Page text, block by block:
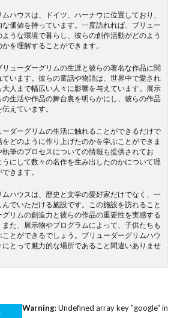
ハウスは、ドイツ、ハーナウに位置しており、
価値を持っています。一度訪れれば、ブリュー
うな環境で暮らし、彼らの創作活動がどのよう
を理解することができます。
リューダーグリムの生涯と彼らの著名な作品に関
います。彼らの童話や物語は、世界中で愛され
人まで幅広い人々に影響を与えています。展示
生活や作品の舞台裏を明らかにし、彼らの作品
えています。
ダーグリムの生活に触れることができるだけで
どのように作り上げたのかを学ぶことができま
筆のプロセスについての情報も提供されてお
うにして数々の名作を生み出したのかについて理
きます。
ムハウスは、歴史と文学の愛好家だけでなく、一
でいただける施設です。この施設を訪れること
リムの創造力と彼らの作品の重要性を実感する
た、展示物やプログラムによって、子供たちも
とができるでしょう。ブリューダーグリムハウ
にとって魅力的な場所であること間違いありませ
Warning: Undefined array key "google" in